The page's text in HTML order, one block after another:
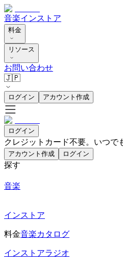
音楽インストア
料金
リソース
お問い合わせ
🇯🇵
ログイン アカウント作成
ログイン
クレジットカード不要。いつで
アカウント作成 ログイン
探す
音楽
インストア
料金音楽カタログ
インストアラジオ